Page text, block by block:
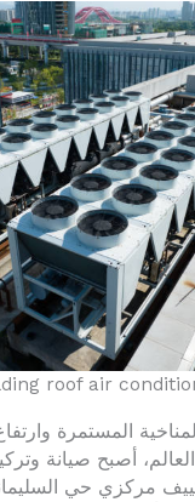
roof air
المستمرة
أصبح صيانة
مركزي حي